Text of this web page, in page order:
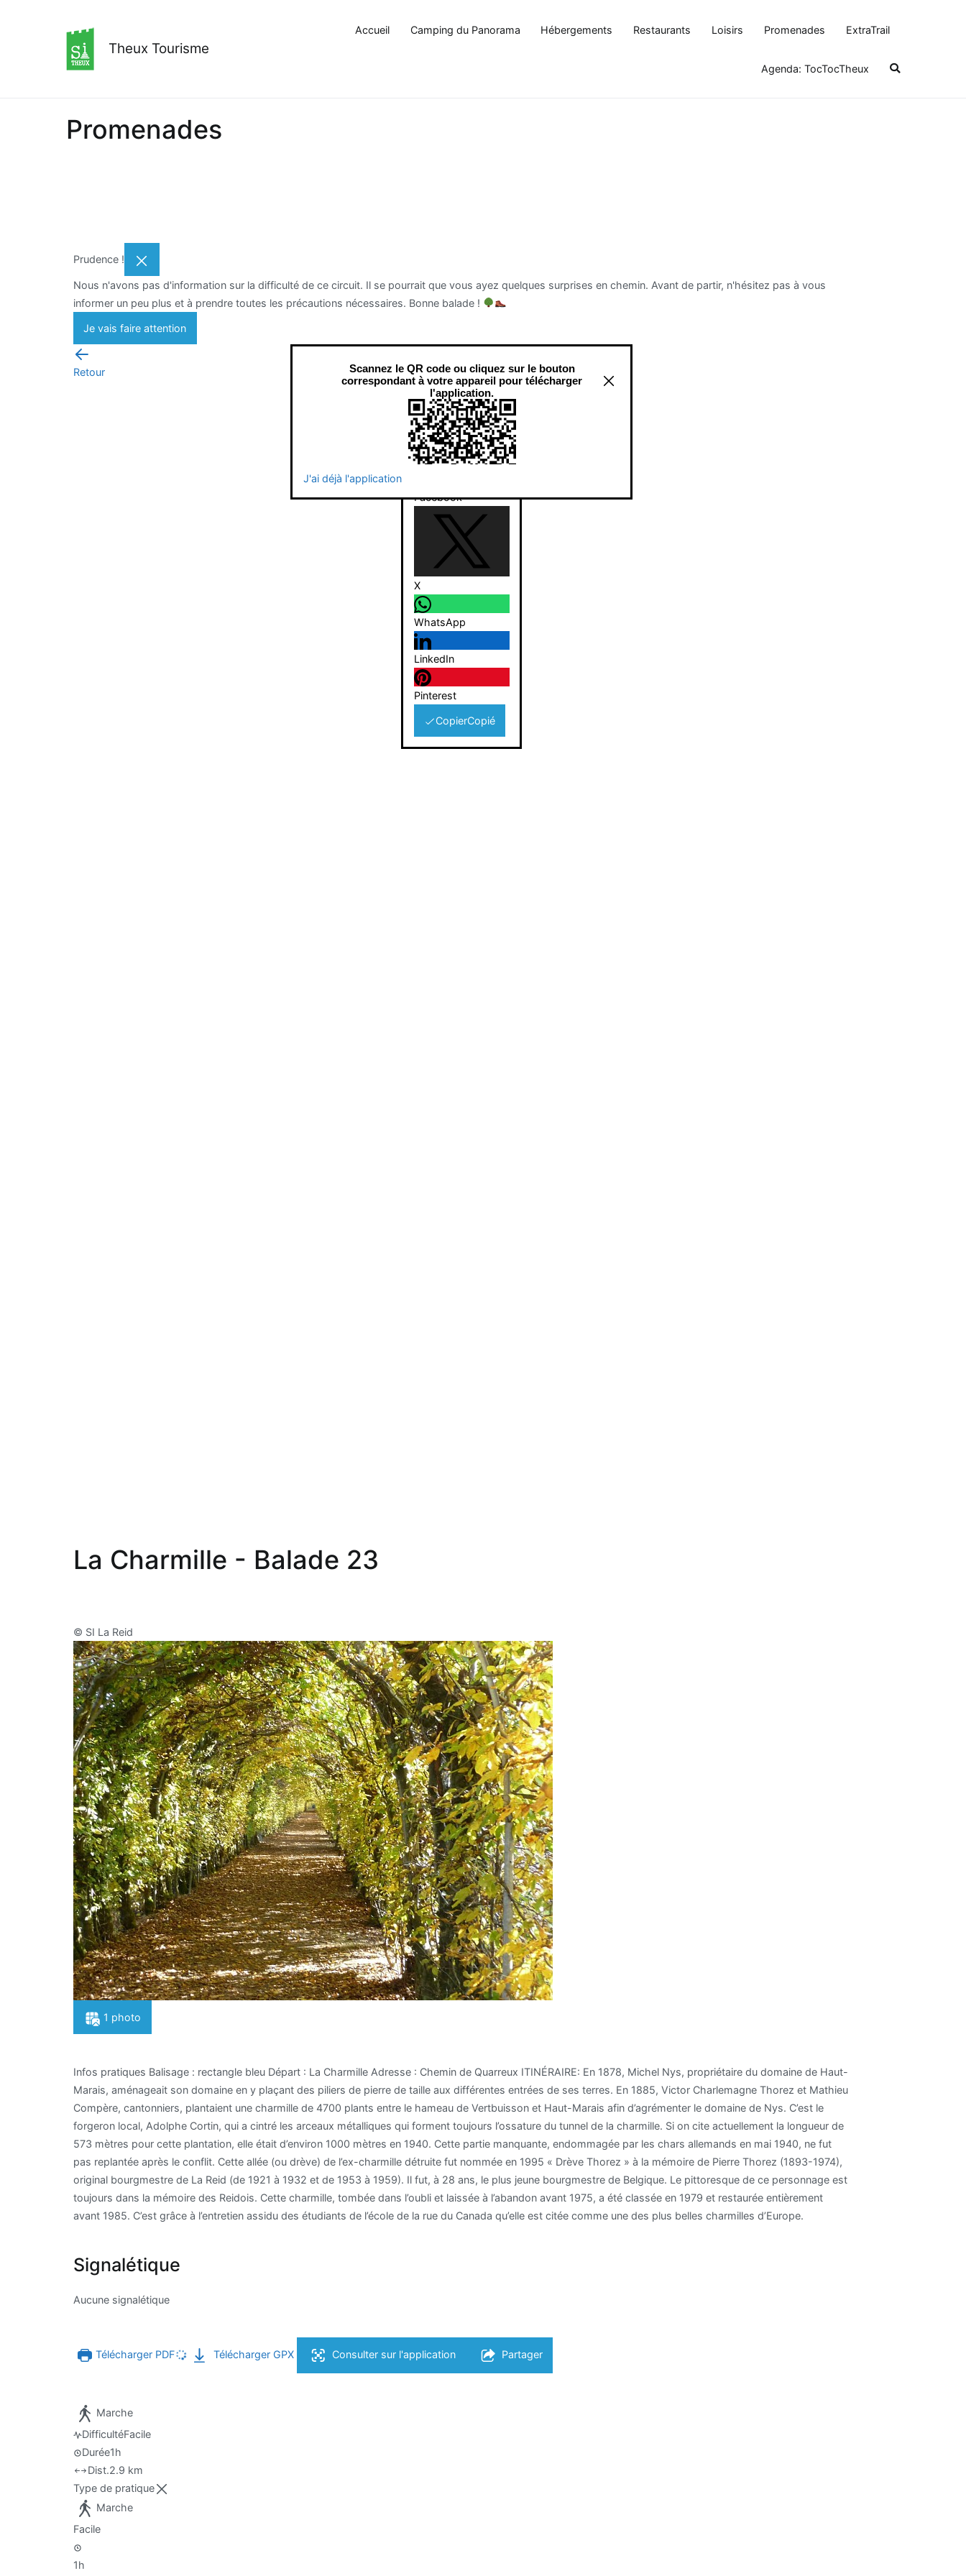
Theux Tourisme
Accueil Camping du Panorama Hébergements Restaurants Loisirs Promenades ExtraTrail
Agenda: TocTocTheux
Promenades
Prudence !
Nous n'avons pas d'information sur la difficulté de ce circuit. Il se pourrait que vous ayez quelques surprises en chemin. Avant de partir, n'hésitez pas à vous
informer un peu plus et à prendre toutes les précautions nécessaires. Bonne balade !
Je vais faire attention
Partager
Email
Facebook
X
WhatsApp
LinkedIn
Pinterest
CopierCopié
J'ai déjà l'application
Retour
La Charmille - Balade 23
© SI La Reid
1 photo
Infos pratiques Balisage : rectangle bleu Départ : La Charmille Adresse : Chemin de Quarreux ITINÉRAIRE: En 1878, Michel Nys, propriétaire du domaine de Haut-
Marais, aménageait son domaine en y plaçant des piliers de pierre de taille aux différentes entrées de ses terres. En 1885, Victor Charlemagne Thorez et Mathieu
Compère, cantonniers, plantaient une charmille de 4700 plants entre le hameau de Vertbuisson et Haut-Marais afin d’agrémenter le domaine de Nys. C’est le
forgeron local, Adolphe Cortin, qui a cintré les arceaux métalliques qui forment toujours l’ossature du tunnel de la charmille. Si on cite actuellement la longueur de
573 mètres pour cette plantation, elle était d’environ 1000 mètres en 1940. Cette partie manquante, endommagée par les chars allemands en mai 1940, ne fut
pas replantée après le conflit. Cette allée (ou drève) de l’ex-charmille détruite fut nommée en 1995 « Drève Thorez » à la mémoire de Pierre Thorez (1893-1974),
original bourgmestre de La Reid (de 1921 à 1932 et de 1953 à 1959). Il fut, à 28 ans, le plus jeune bourgmestre de Belgique. Le pittoresque de ce personnage est
toujours dans la mémoire des Reidois. Cette charmille, tombée dans l’oubli et laissée à l’abandon avant 1975, a été classée en 1979 et restaurée entièrement
avant 1985. C’est grâce à l’entretien assidu des étudiants de l’école de la rue du Canada qu’elle est citée comme une des plus belles charmilles d’Europe.
Signalétique
Aucune signalétique
Télécharger PDF Télécharger GPX Consulter sur l'application Partager
Marche
DifficultéFacile
Durée1h
Dist.2.9 km
Type de pratique
Marche
Facile
1h